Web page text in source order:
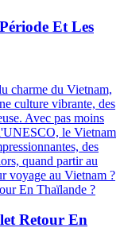
Et Les
charme du Vietnam,
culture vibrante, des
Avec pas moins
le Vietnam
des
quand partir au
voyage au Vietnam ?
Retour En